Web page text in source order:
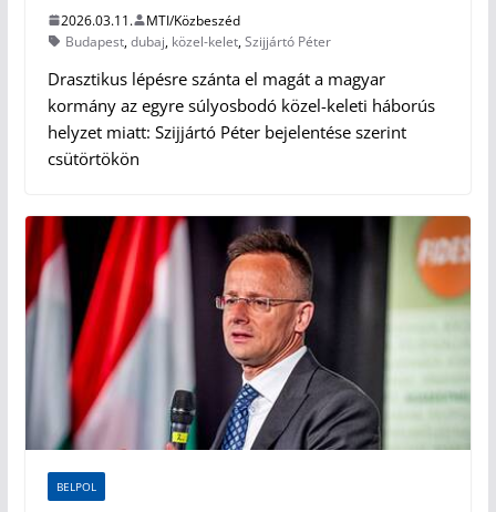
2026.03.11.
MTI/Közbeszéd
Budapest,dubaj, közel-kelet,Szijjártó Péter
Drasztikus lépésre szánta el magát a magyar
kormány az egyre súlyosbodó közel-keleti háborús
helyzet miatt: Szijjártó Péter bejelentése szerint
csütörtökön
BELPOL